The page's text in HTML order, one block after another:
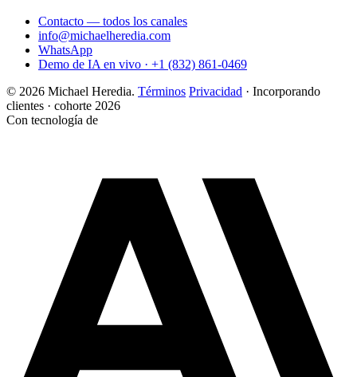
Contacto — todos los canales
info@michaelheredia.com
WhatsApp
Demo de IA en vivo · +1 (832) 861-0469
© 2026 Michael Heredia. Términos Privacidad · Incorporando
clientes · cohorte 2026
Con tecnología de